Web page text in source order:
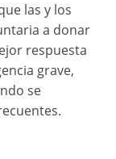
las y los
a donar
respuesta
grave,
se